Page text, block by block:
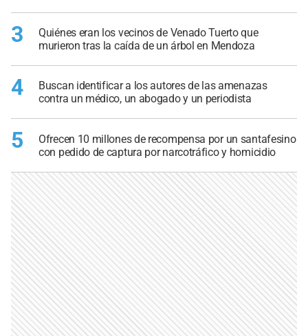
3
Quiénes eran los vecinos de Venado Tuerto que
murieron tras la caída de un árbol en Mendoza
4
Buscan identificar a los autores de las amenazas
contra un médico, un abogado y un periodista
5
Ofrecen 10 millones de recompensa por un santafesino
con pedido de captura por narcotráfico y homicidio